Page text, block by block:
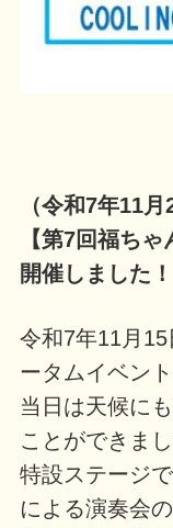
（令和7年11月
【第7回福ち
開催しました！
令和7年11月
ータムイベン
当日は天候に
ことができまし
特設ステージ
による演奏会